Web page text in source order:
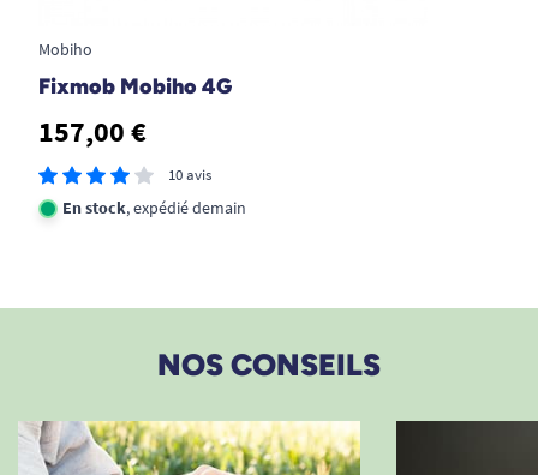
Voir tous les produits pour m'aider à alerter d'une chute.
Mobiho
Fixmob Mobiho 4G
157,00 €
10 avis
En stock, expédié demain
NOS CONSEILS